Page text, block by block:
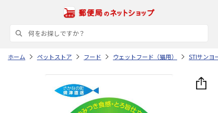
ホーム ペットストア フード ウェットフード（猫用） STIサンヨ